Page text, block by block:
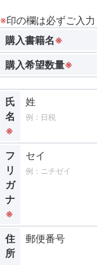
※印の欄は必ずご入力
購入書籍名※
購入希望数量※
氏
名
※
姓
フ
リ
ガ
ナ
※
セイ
住
所
郵便番号